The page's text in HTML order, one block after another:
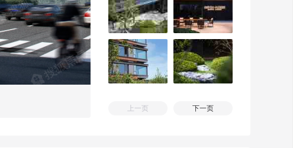
上一页 下一页